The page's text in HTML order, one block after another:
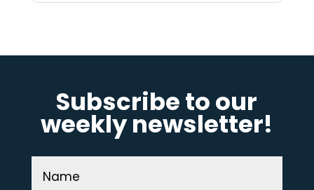
Subscribe to our
weekly newsletter!